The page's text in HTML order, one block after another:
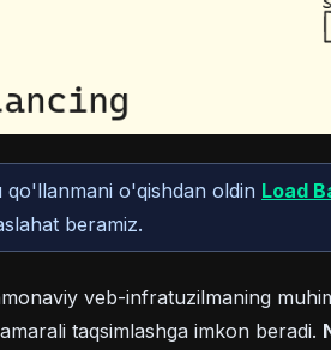
qo'llanmani o'qishdan oldin Load
beramiz.
veb-infratuzilmaning
taqsimlashga imkon beradi.